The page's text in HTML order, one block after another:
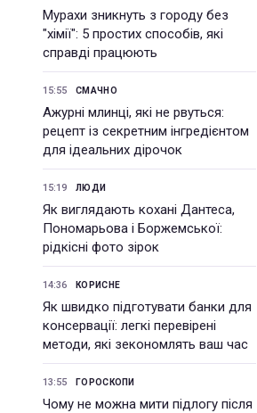
Мурахи зникнуть з городу без
"хімії": 5 простих способів, які
справді працюють
15:55 СМАЧНО
Ажурні млинці, які не рвуться:
рецепт із секретним інгредієнтом
для ідеальних дірочок
15:19 ЛЮДИ
Як виглядають кохані Дантеса,
Пономарьова і Боржемської:
рідкісні фото зірок
14:36 КОРИСНЕ
Як швидко підготувати банки для
консервації: легкі перевірені
методи, які зекономлять ваш час
13:55 ГОРОСКОПИ
Чому не можна мити підлогу після